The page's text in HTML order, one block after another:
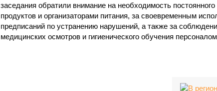
заседания обратили внимание на необходимость
продуктов и организаторами питания, за своевременным
предписаний по устранению нарушений, а также за
медицинских осмотров и гигиенического обучения